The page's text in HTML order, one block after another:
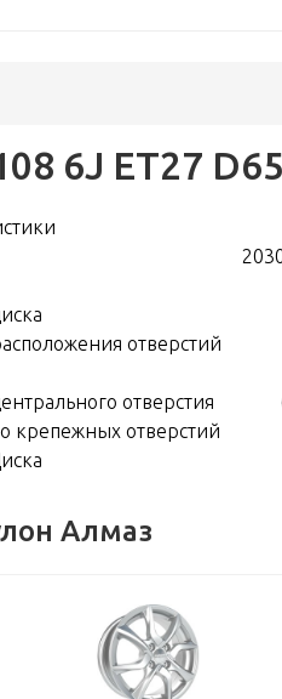
6J ET27
отверстий
отверстия
крепежных отверстий
Алмаз